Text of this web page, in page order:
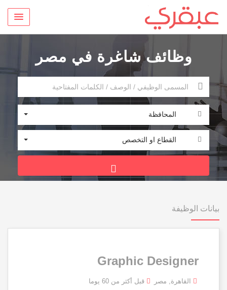
وظائف شاغرة في مصر
المحافظة
القطاع او التخصص
بيانات الوظيفة
Graphic Designer
القاهرة, مصر قبل أكثر من 60 يوما